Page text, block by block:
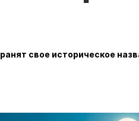
свое историческое